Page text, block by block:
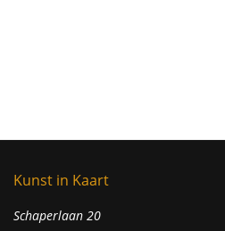
Kunst in Kaart
Schaperlaan 20